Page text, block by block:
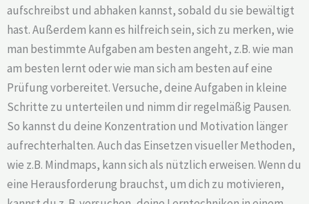
aufschreibst und abhaken kannst, sobald du sie bewältigt
hast. Außerdem kann es hilfreich sein, sich zu merken, wie
man bestimmte Aufgaben am besten angeht, z.B. wie man
am besten lernt oder wie man sich am besten auf eine
Prüfung vorbereitet. Versuche, deine Aufgaben in kleine
Schritte zu unterteilen und nimm dir regelmäßig Pausen.
So kannst du deine Konzentration und Motivation länger
aufrechterhalten. Auch das Einsetzen visueller Methoden,
wie z.B. Mindmaps, kann sich als nützlich erweisen. Wenn du
eine Herausforderung brauchst, um dich zu motivieren,